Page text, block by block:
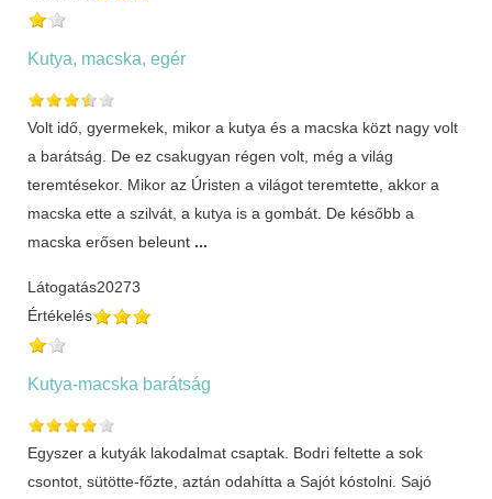
Kutya, macska, egér
Volt idő, gyermekek, mikor a kutya és a macska közt nagy volt
a barátság. De ez csakugyan régen volt, még a világ
teremtésekor. Mikor az Úristen a világot teremtette, akkor a
macska ette a szilvát, a kutya is a gombát. De később a
macska erősen beleunt ...
Látogatás20273
Értékelés
Kutya-macska barátság
Egyszer a kutyák lakodalmat csaptak. Bodri feltette a sok
csontot, sütötte-főzte, aztán odahítta a Sajót kóstolni. Sajó